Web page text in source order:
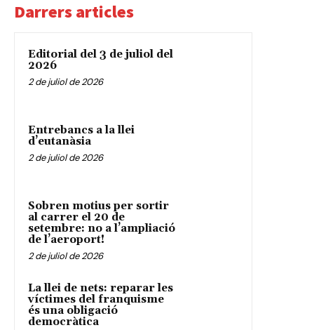
Darrers articles
Editorial del 3 de juliol del
2026
2 de juliol de 2026
Entrebancs a la llei
d’eutanàsia
2 de juliol de 2026
Sobren motius per sortir
al carrer el 20 de
setembre: no a l’ampliació
de l’aeroport!
2 de juliol de 2026
La llei de nets: reparar les
víctimes del franquisme
és una obligació
democràtica